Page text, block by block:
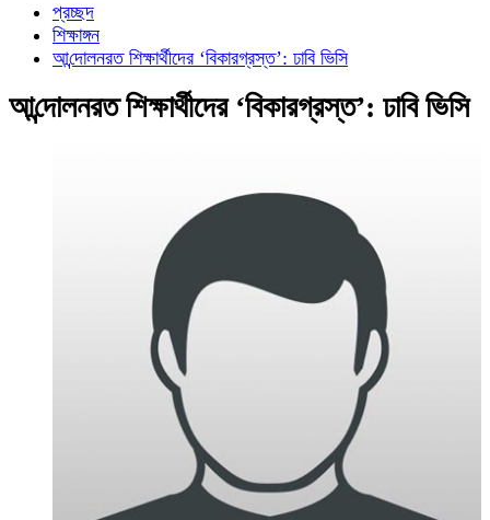
প্রচ্ছদ
শিক্ষাঙ্গন
আ‌ন্দোলনরত শিক্ষার্থীদের ‘বিকারগ্রস্ত’: ঢাবি ভিসি
আ‌ন্দোলনরত শিক্ষার্থীদের ‘বিকারগ্রস্ত’: ঢাবি ভিসি